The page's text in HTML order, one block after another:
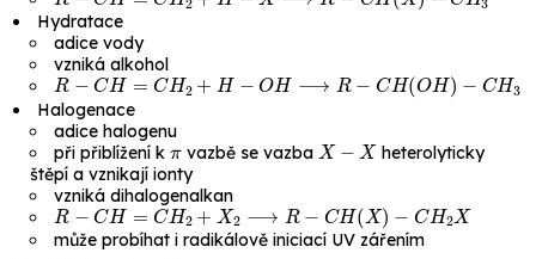
Hydratace
adice vody
vzniká alkohol
R−CH=CH2+H H⟶ R−C OH CH3
Halogenace
adice halogenu
při přiblížení k
π
vazbě se vazba
X−
heterolyticky
štěpí a vznikají ionty
vzniká dihalogenalkan
R−CH=CH2+X2⟶R (X CH2X
může probíhat i radikálově iniciací UV zářením